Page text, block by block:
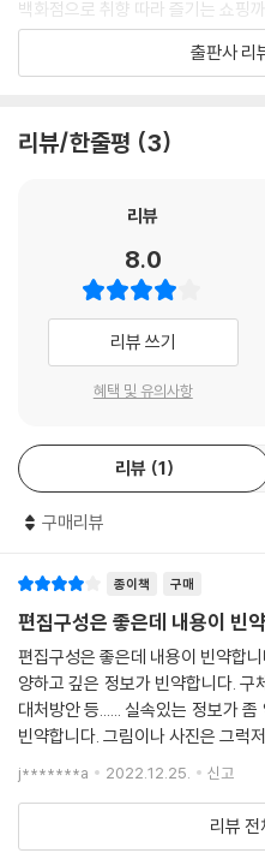
AREA 01동커이 거리
[REAL GUIDE]
AREA 02부이비엔 거리
부이비엔 거리 추천 코스
상세 지도
AREA 03타오디엔
상세 지도
추천 스폿
차이나타운 추천 코스
추천 스폿
[REAL GUIDE]
호치민에서 떠나는 투어
REAL PLUS붕따우
호치민에서 붕따우로 가는 법
붕따우 시내 교통 완전 정복
백화점으로 취향 따라 즐기는 쇼핑
을 꾹꾹 눌러 담았다. 거기에 호치
은 중국, 차이나 타운을 더해 현지
녹여냈다.
천혜의 자연경관 가득한 베트남 남
유명하다고 방문하는 평범한 여행은
알맞은 여행지 선정을 위해 베트남
드 빛 바다의 나트랑, 동남아 유일
베트남의 숨은 진주 푸꾸옥. 이 네
‘베트남 도깨비’ 등과 인플루언서
사진 위주의 현장감 넘치는 페이지
여행지를 선정했다면 슬리핑 버스,
하는 교통수단을 비교 분석해 제시
낯선 도시라고 지레 겁먹지 말자.
께 천혜의 자연경관을 가진 여행 천
성해보자!
꿈꾸던 여행 실현하는 호치민 추천
할 수 있는 게 많아도 너무 많은 여
행 코스를 미리 정해두는 것이 좋다.
다니고 싶은 여행자와 여유롭게 즐
코스를 준비했고 가족, 친구, 연인
코스 역시 안내하고 있다. 또, 인생
출판사 리
리뷰/한줄평 3
리뷰
8.0
리뷰 쓰기
혜택 및 유의사항
리뷰 1
구매리뷰
종이책 구매
편집구성은 좋은데 내용이 빈
편집구성은 좋은데 내용이 빈약합니다. 그림이나 사진은 그럭저럭인
양하고 깊은 정보가 빈약합니다. 구체적인 가격, 코스, 예약방법, 크레임과
대처방안 등...... 실속있는 정보가 좀 약한듯,...... 편집구성은 좋은데 내용이
빈약합니다. 그림이나 사진은 그럭저럭인데, 다양하고 깊은 정보가 빈약합
j*******a 2022.12.25. 신고
리뷰 전